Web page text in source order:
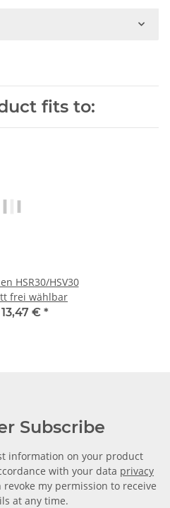
fits to:
HSR30/HSV30
frei wählbar
13,47 € *
Subscribe
information on your product
with your data privacy
my permission to receive
at any time.